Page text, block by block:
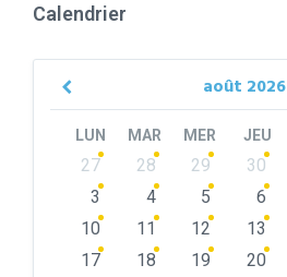
Calendrier
août 2026
Previous
LUN MAR MER JEU
Skip
calendar
27 28 29 30
3
4 5 6
10
11 12 13
17
18 19 20